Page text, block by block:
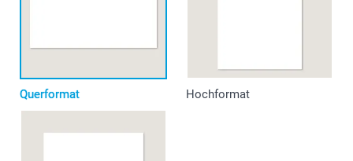
Querformat Hochformat